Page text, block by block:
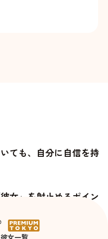
ても、自分に自信を持
女」を射止めるポイン
彼女一覧